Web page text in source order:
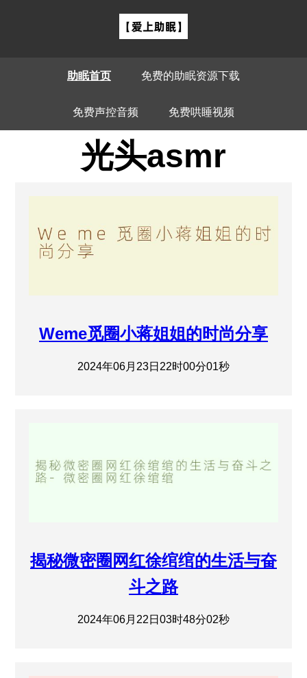
助眠首页 免费的助眠资源下载
免费声控音频 免费哄睡视频
光头asmr
Weme觅圈小蒋姐姐的时尚分享
2024年06月23日22时00分01秒
揭秘微密圈网红徐绾绾的生活与奋
斗之路
2024年06月22日03时48分02秒